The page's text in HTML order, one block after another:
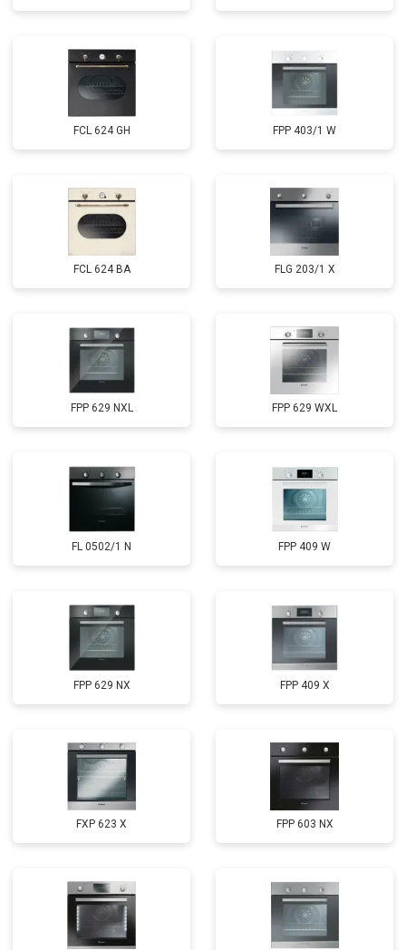
FCL 624 GH FPP 403/1 W
FCL 624 BA FLG 203/1 X
FPP 629 NXL FPP 629 WXL
FL 0502/1 N FPP 409 W
FPP 629 NX FPP 409 X
FXP 623 X FPP 603 NX